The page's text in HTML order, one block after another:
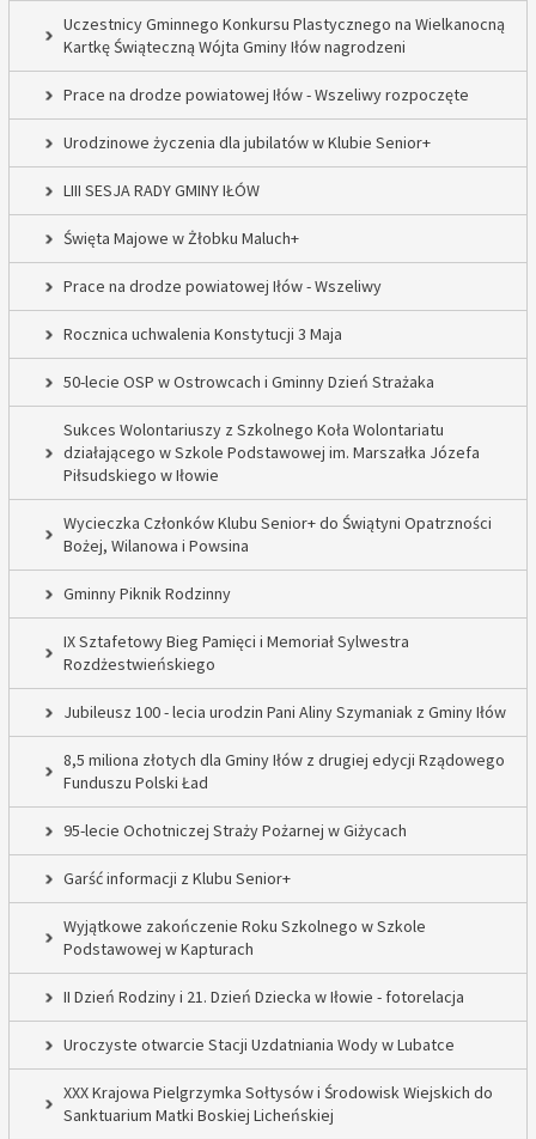
Uczestnicy Gminnego Konkursu Plastycznego na Wielkanocną
Kartkę Świąteczną Wójta Gminy Iłów nagrodzeni
Prace na drodze powiatowej Iłów - Wszeliwy rozpoczęte
Urodzinowe życzenia dla jubilatów w Klubie Senior+
LIII SESJA RADY GMINY IŁÓW
Święta Majowe w Żłobku Maluch+
Prace na drodze powiatowej Iłów - Wszeliwy
Rocznica uchwalenia Konstytucji 3 Maja
50-lecie OSP w Ostrowcach i Gminny Dzień Strażaka
Sukces Wolontariuszy z Szkolnego Koła Wolontariatu
działającego w Szkole Podstawowej im. Marszałka Józefa
Piłsudskiego w Iłowie
Wycieczka Członków Klubu Senior+ do Świątyni Opatrzności
Bożej, Wilanowa i Powsina
Gminny Piknik Rodzinny
IX Sztafetowy Bieg Pamięci i Memoriał Sylwestra
Rozdżestwieńskiego
Jubileusz 100 - lecia urodzin Pani Aliny Szymaniak z Gminy Iłów
8,5 miliona złotych dla Gminy Iłów z drugiej edycji Rządowego
Funduszu Polski Ład
95-lecie Ochotniczej Straży Pożarnej w Giżycach
Garść informacji z Klubu Senior+
Wyjątkowe zakończenie Roku Szkolnego w Szkole
Podstawowej w Kapturach
II Dzień Rodziny i 21. Dzień Dziecka w Iłowie - fotorelacja
Uroczyste otwarcie Stacji Uzdatniania Wody w Lubatce
XXX Krajowa Pielgrzymka Sołtysów i Środowisk Wiejskich do
Sanktuarium Matki Boskiej Licheńskiej